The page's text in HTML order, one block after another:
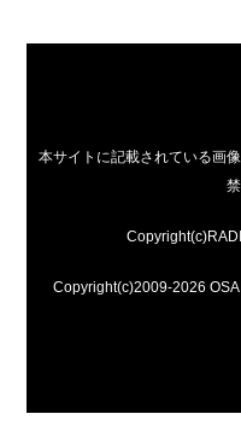
本サイトに記載されている画
Copyright(c)2009-2026